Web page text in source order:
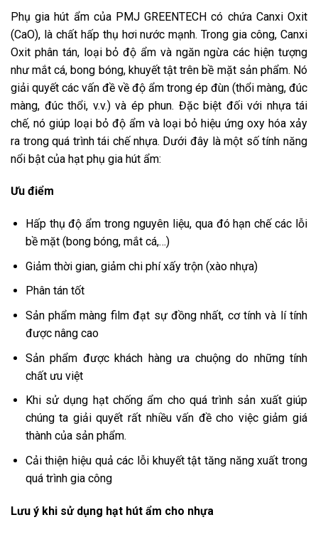
Phụ gia hút ẩm của PMJ GREENTECH có chứa Canxi Oxit
(CaO), là chất hấp thụ hơi nước mạnh. Trong gia công, Canxi
Oxit phân tán, loại bỏ độ ẩm và ngăn ngừa các hiện tượng
như mắt cá, bong bóng, khuyết tật trên bề mặt sản phẩm. Nó
giải quyết các vấn đề về độ ẩm trong ép đùn (thổi màng, đúc
màng, đúc thổi, v.v.) và ép phun. Đặc biệt đối với nhựa tái
chế, nó giúp loại bỏ độ ẩm và loại bỏ hiệu ứng oxy hóa xảy
ra trong quá trình tái chế nhựa. Dưới đây là một số tính năng
nổi bật của hạt phụ gia hút ẩm:
Ưu điểm
Hấp thụ độ ẩm trong nguyên liệu, qua đó hạn chế các lỗi
bề mặt (bong bóng, mắt cá,…)
Giảm thời gian, giảm chi phí xấy trộn (xào nhựa)
Phân tán tốt
Sản phẩm màng film đạt sự đồng nhất, cơ tính và lí tính
được nâng cao
Sản phẩm được khách hàng ưa chuộng do những tính
chất ưu việt
Khi sử dụng hạt chống ẩm cho quá trình sản xuất giúp
chúng ta giải quyết rất nhiều vấn đề cho việc giảm giá
thành của sản phẩm.
Cải thiện hiệu quả các lỗi khuyết tật tăng năng xuất trong
quá trình gia công
Lưu ý khi sử dụng hạt hút ẩm cho nhựa